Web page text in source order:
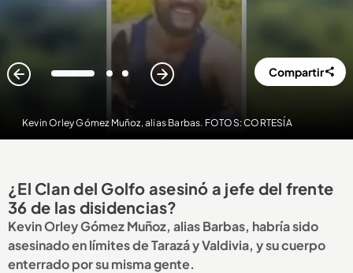
Kevin Orley Gómez Muñoz, alias Barbas. FOTOS: CORTESÍA
1 2 3 Compartir
¿El Clan del Golfo asesinó a jefe del frente
36 de las disidencias?
Kevin Orley Gómez Muñoz, alias Barbas, habría sido
asesinado en límites de Tarazá y Valdivia, y su cuerpo
enterrado por su misma gente.